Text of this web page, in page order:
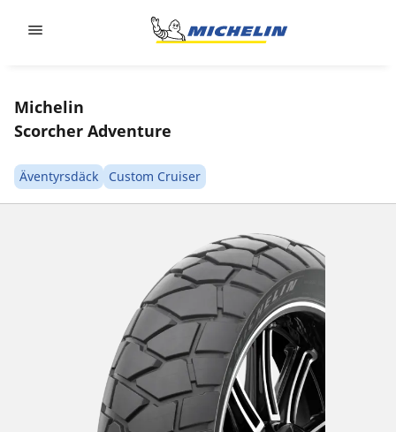
Michelin
Scorcher Adventure
Äventyrsdäck Custom Cruiser